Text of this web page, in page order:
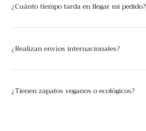
¿Cuánto tiempo tarda en llegar mi pedido?
¿Realizan envíos internacionales?
¿Tienen zapatos veganos o ecológicos?